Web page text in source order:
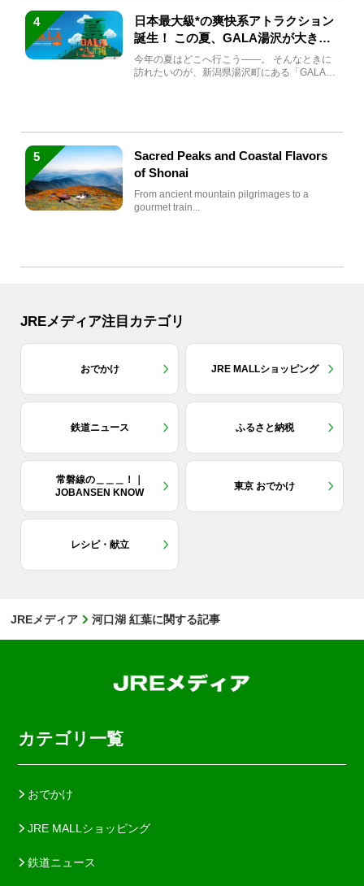
4
日本最大級*の爽快系アトラクション
誕生！ この夏、GALA湯沢が大きく
生まれ変わる
今年の夏はどこへ行こう――。 そんなときに
訪れたいのが、新潟県湯沢町にある「GALA湯
5
Sacred Peaks and Coastal Flavors
of Shonai
From ancient mountain pilgrimages to a
gourmet train...
JREメディア注目カテゴリ
おでかけ JRE MALLショッピング
鉄道ニュース ふるさと納税
常磐線の＿＿＿！｜
JOBANSEN KNOW
東京 おでかけ
レシピ・献立
JREメディア 河口湖 紅葉に関する記事
カテゴリ一覧
おでかけ
JRE MALLショッピング
鉄道ニュース